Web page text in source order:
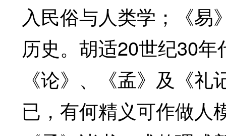
入民俗与人类学；《易
历史。胡适20世纪30
《论》、《孟》及《
已，有何精义可作做人